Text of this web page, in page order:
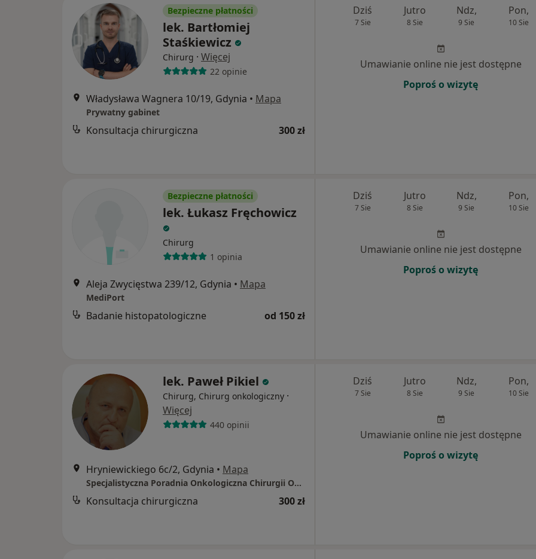
Bezpieczne płatności
lek. Bartłomiej
Staśkiewicz
Chirurg · Więcej
22 opinie
Władysława Wagnera 10/19, Gdynia • Mapa
Prywatny gabinet
Konsultacja chirurgiczna 300 zł
Dziś
7 Sie
Jutro
8 Sie
Ndz,
9 Sie
Pon,
10 Sie
Umawianie online nie jest dostępne
Poproś o wizytę
Bezpieczne płatności
lek. Łukasz Fręchowicz
Chirurg
1 opinia
Aleja Zwycięstwa 239/12, Gdynia • Mapa
MediPort
Badanie histopatologiczne od 150 zł
Dziś
7 Sie
Jutro
8 Sie
Ndz,
9 Sie
Pon,
10 Sie
Umawianie online nie jest dostępne
Poproś o wizytę
lek. Paweł Pikiel
Chirurg, Chirurg onkologiczny ·
Więcej
440 opinii
Hryniewickiego 6c/2, Gdynia • Mapa
Specjalistyczna Poradnia Onkologiczna Chirurgii Onkologicznej i Ogólnej
Konsultacja chirurgiczna 300 zł
Dziś
7 Sie
Jutro
8 Sie
Ndz,
9 Sie
Pon,
10 Sie
Umawianie online nie jest dostępne
Poproś o wizytę